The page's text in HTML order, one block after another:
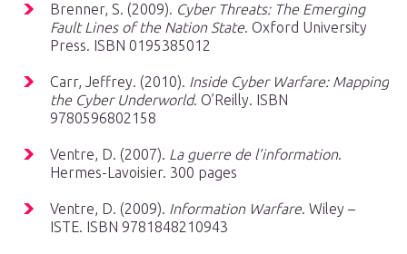
Brenner, S. (2009). Cyber Threats: The Emerging
Fault Lines of the Nation State. Oxford University
Press. ISBN 0195385012
Carr, Jeffrey. (2010). Inside Cyber Warfare: Mapping
the Cyber Underworld. O’Reilly. ISBN
9780596802158
Ventre, D. (2007). La guerre de l’information.
Hermes-Lavoisier. 300 pages
Ventre, D. (2009). Information Warfare. Wiley –
ISTE. ISBN 9781848210943